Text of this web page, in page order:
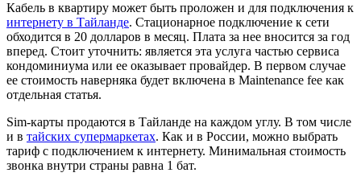
Кабель в квартиру может быть проложен и для подключения к
интернету в Тайланде. Стационарное подключение к сети
обходится в 20 долларов в месяц. Плата за нее вносится за год
вперед. Стоит уточнить: является эта услуга частью сервиса
кондоминиума или ее оказывает провайдер. В первом случае
ее стоимость наверняка будет включена в Maintenance fee как
отдельная статья.
Sim-карты продаются в Тайланде на каждом углу. В том числе
и в тайских супермаркетах. Как и в России, можно выбрать
тариф с подключением к интернету. Минимальная стоимость
звонка внутри страны равна 1 бат.